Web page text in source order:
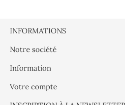
INFORMATIONS
Notre société
Information
Votre compte